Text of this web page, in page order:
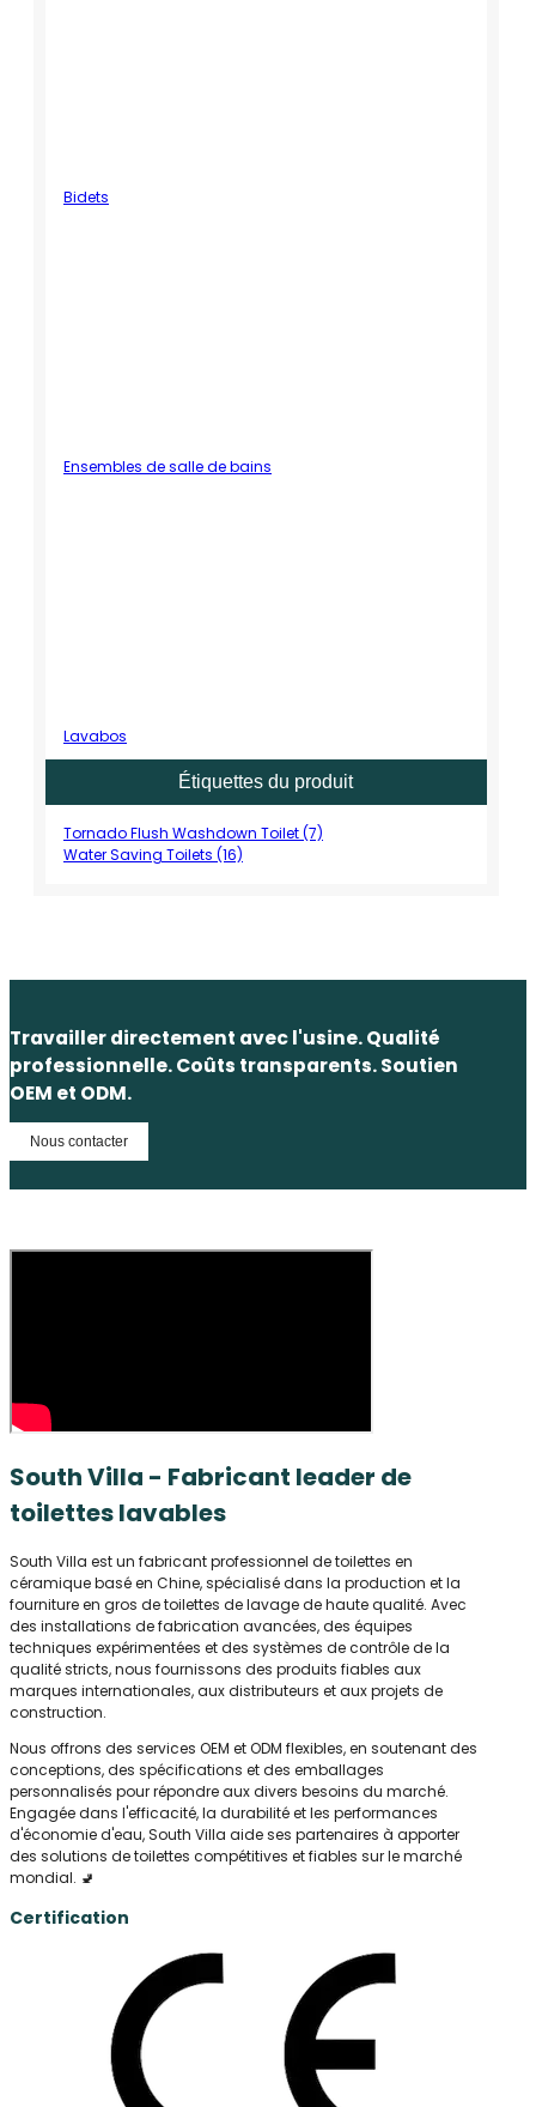
Bidets
Ensembles de salle de bains
Lavabos
Étiquettes du produit
Tornado Flush Washdown Toilet (7)
Water Saving Toilets (16)
Travailler directement avec l'usine. Qualité
professionnelle. Coûts transparents. Soutien
OEM et ODM.
Nous contacter
South Villa - Fabricant leader de
toilettes lavables
South Villa est un fabricant professionnel de toilettes en
céramique basé en Chine, spécialisé dans la production et la
fourniture en gros de toilettes de lavage de haute qualité. Avec
des installations de fabrication avancées, des équipes
techniques expérimentées et des systèmes de contrôle de la
qualité stricts, nous fournissons des produits fiables aux
marques internationales, aux distributeurs et aux projets de
construction.
Nous offrons des services OEM et ODM flexibles, en soutenant des
conceptions, des spécifications et des emballages
personnalisés pour répondre aux divers besoins du marché.
Engagée dans l'efficacité, la durabilité et les performances
d'économie d'eau, South Villa aide ses partenaires à apporter
des solutions de toilettes compétitives et fiables sur le marché
mondial. 🚽
Certification